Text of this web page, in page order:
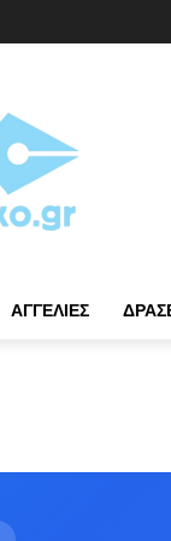
ΑΓΓΕΛΊΕΣ